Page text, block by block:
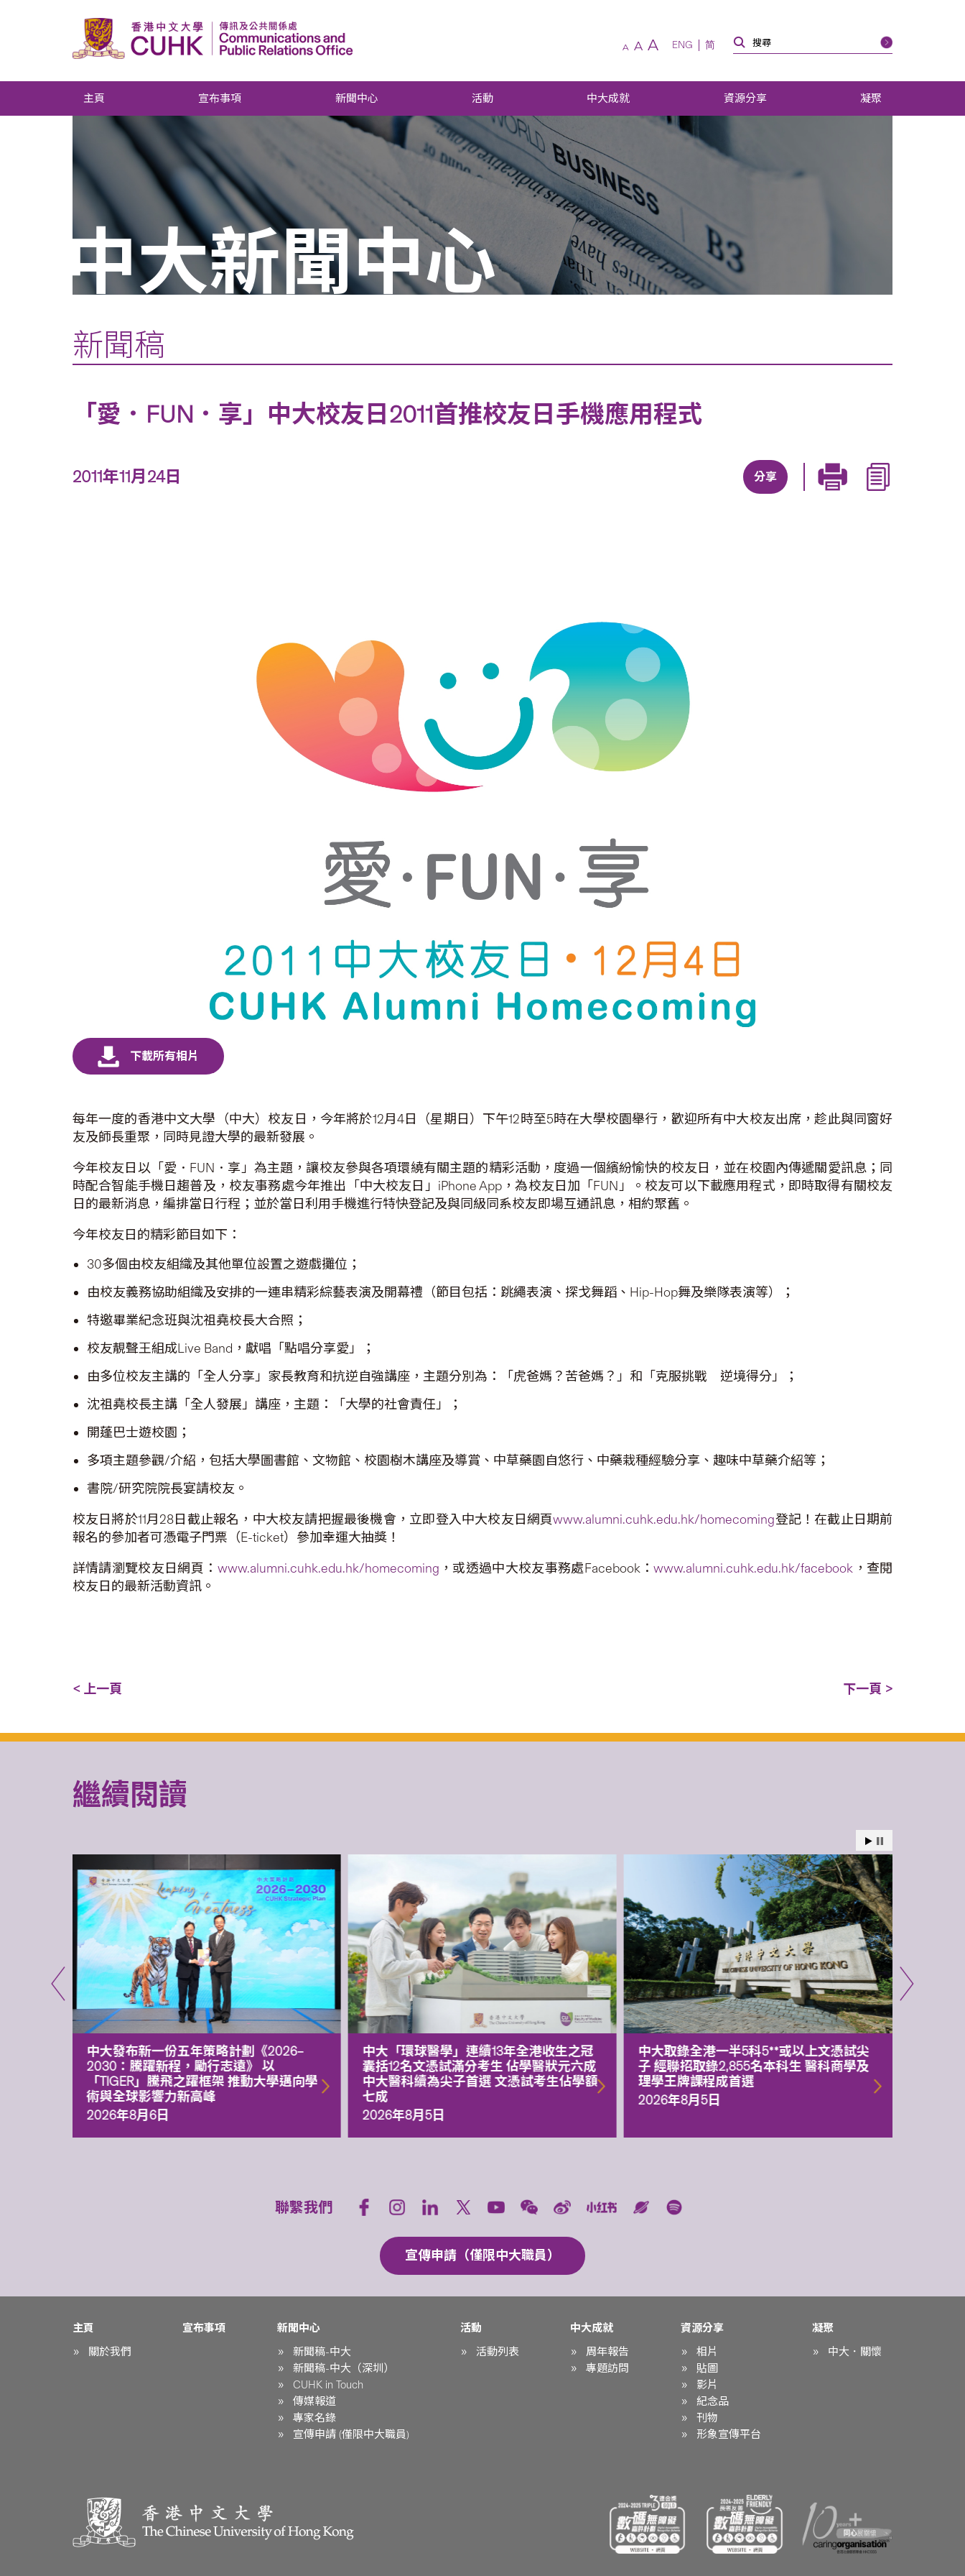
A A A ENG 简
主頁 宣布事項 新聞中心 活動 中大成就 資源分享 凝聚
中大新聞中心
新聞稿
「愛．FUN．享」中大校友日2011首推校友日手機應用程式
2011年11月24日 分享
每年一度的香港中文大學（中大）校友日，今年將於12月4日（星期日）下午12時至5時在大學校園舉行，歡迎所有中大校友出席，趁此與同窗好
友及師長重聚，同時見證大學的最新發展。
今年校友日以「愛．FUN．享」為主題，讓校友參與各項環繞有關主題的精彩活動，度過一個繽紛愉快的校友日，並在校園內傳遞關愛訊息；同
時配合智能手機日趨普及，校友事務處今年推出「中大校友日」iPhone App，為校友日加「FUN」。校友可以下載應用程式，即時取得有關校友
日的最新消息，編排當日行程；並於當日利用手機進行特快登記及與同級同系校友即場互通訊息，相約聚舊。
今年校友日的精彩節目如下：
30多個由校友組織及其他單位設置之遊戲攤位；
由校友義務協助組織及安排的一連串精彩綜藝表演及開幕禮（節目包括：跳繩表演、探戈舞蹈、Hip-Hop舞及樂隊表演等）；
特邀畢業紀念班與沈祖堯校長大合照；
校友靚聲王組成Live Band，獻唱「點唱分享愛」；
由多位校友主講的「全人分享」家長教育和抗逆自強講座，主題分別為：「虎爸媽？苦爸媽？」和「克服挑戰 逆境得分」；
沈祖堯校長主講「全人發展」講座，主題：「大學的社會責任」；
開蓬巴士遊校園；
多項主題參觀/介紹，包括大學圖書館、文物館、校園樹木講座及導賞、中草藥園自悠行、中藥栽種經驗分享、趣味中草藥介紹等；
書院/研究院院長宴請校友。
校友日將於11月28日截止報名，中大校友請把握最後機會，立即登入中大校友日網頁www.alumni.cuhk.edu.hk/homecoming登記！在截止日期前
報名的參加者可憑電子門票（E-ticket）參加幸運大抽獎！
詳情請瀏覽校友日網頁： www.alumni.cuhk.edu.hk/homecoming ，或透過中大校友事務處Facebook：www.alumni.cuhk.edu.hk/facebook ，查閱
校友日的最新活動資訊。
< 上一頁 下一頁 >
繼續閱讀
中大發布新一份五年策略計劃《2026‒
2030：騰躍新程，勵行志遠》 以
「TIGER」騰飛之躍框架 推動大學邁向學
術與全球影響力新高峰
2026年8月6日
中大「環球醫學」連續13年全港收生之冠
囊括12名文憑試滿分考生 佔學醫狀元六成
中大醫科續為尖子首選 文憑試考生佔學額
七成
2026年8月5日
中大取錄全港一半5科5**或以上文憑試尖
子 經聯招取錄2,855名本科生 醫科商學及
理學王牌課程成首選
2026年8月5日
聯繫我們
宣傳申請（僅限中大職員）
主頁
關於我們
宣布事項
新聞中心
新聞稿-中大
新聞稿-中大（深圳）
CUHK in Touch
傳媒報道
專家名錄
宣傳申請 (僅限中大職員)
活動
活動列表
中大成就
周年報告
專題訪問
資源分享
相片
貼圖
影片
紀念品
刊物
形象宣傳平台
凝聚
中大．關懷